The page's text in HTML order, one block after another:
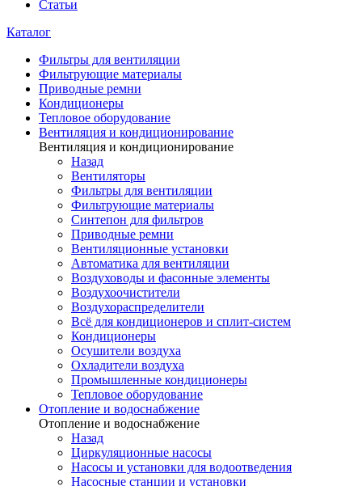
Статьи
Каталог
Фильтры для вентиляции
Фильтрующие материалы
Приводные ремни
Кондиционеры
Тепловое оборудование
Вентиляция и кондиционирование
Вентиляция и кондиционирование
Назад
Вентиляторы
Фильтры для вентиляции
Фильтрующие материалы
Синтепон для фильтров
Приводные ремни
Вентиляционные установки
Автоматика для вентиляции
Воздуховоды и фасонные элементы
Воздухоочистители
Воздухораспределители
Всё для кондиционеров и сплит-систем
Кондиционеры
Осушители воздуха
Охладители воздуха
Промышленные кондиционеры
Тепловое оборудование
Отопление и водоснабжение
Отопление и водоснабжение
Назад
Циркуляционные насосы
Насосы и установки для водоотведения
Насосные станции и установки